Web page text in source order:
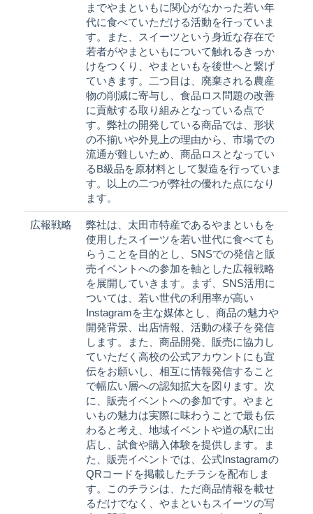
までやまといもに関心がなかった若い年
代に食べていただける活動を行っていま
す。また、スイーツという身近な存在で
若者がやまといもについて触れるきっか
けをつくり、やまといもを後世へと繋げ
ていきます。二つ目は、廃棄される農産
物の削減に寄与し、食品ロス問題の改善
に貢献する取り組みとなっている点で
す。弊社の開発している商品では、形状
の不揃いや外見上の理由から、市場での
流通が難しいため、商品ロスとなってい
るB級品を原材料として製造を行っていま
す。以上の二つが弊社の優れた点になり
ます。
広報戦略
弊社は、太田市特産であるやまといもを
使用したスイーツを若い世代に食べても
らうことを目的とし、SNSでの発信と販
売イベントへの参加を軸とした広報戦略
を展開していきます。まず、SNS活用に
ついては、若い世代の利用率が高い
Instagramを主な媒体とし、商品の魅力や
開発背景、出店情報、活動の様子を発信
します。また、商品開発、販売に協力し
ていただく高校の公式アカウントにも宣
伝をお願いし、相互に情報発信すること
で幅広い層への認知拡大を図ります。次
に、販売イベントへの参加です。やまと
いもの魅力は実際に味わうことで最も伝
わると考え、地域イベントや道の駅に出
店し、試食や購入体験を提供します。ま
た、販売イベントでは、公式Instagramの
QRコードを掲載したチラシを配布しま
す。このチラシは、ただ商品情報を載せ
るだけでなく、やまといもスイーツの写